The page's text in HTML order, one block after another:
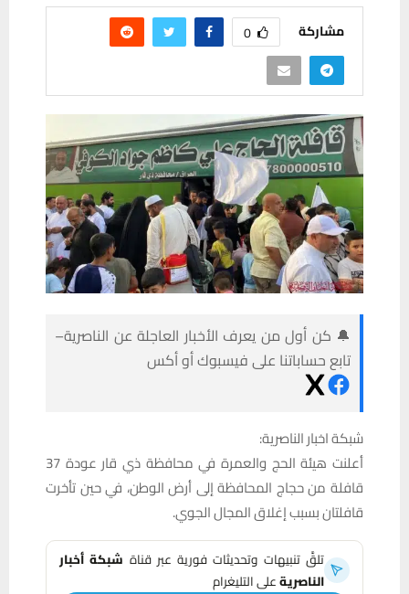
مشاركة 0
🔔 كن أول من يعرف الأخبار العاجلة عن الناصرية–
تابع حساباتنا على فيسبوك أو أكس
شبكة اخبار الناصرية:
أعلنت هيئة الحج والعمرة في محافظة ذي قار عودة 37
قافلة من حجاج المحافظة إلى أرض الوطن، في حين تأخرت
قافلتان بسبب إغلاق المجال الجوي.
تلقَّ تنبيهات وتحديثات فورية عبر قناة شبكة أخبار
الناصريةعلى التليغرام